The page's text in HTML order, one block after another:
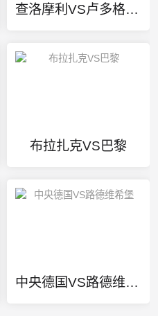
查洛摩利VS卢多格雷茨
布拉扎克VS巴黎
中央德国VS路德维希堡